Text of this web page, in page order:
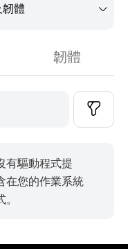
韌體
韌體
有驅動程式提
在您的作業系統